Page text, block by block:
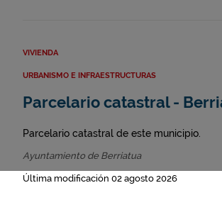
VIVIENDA
URBANISMO E INFRAESTRUCTURAS
Parcelario catastral -
Parcelario catastral de este municipio.
Ayuntamiento de Berriatua
Última modificación 02 agosto 2026